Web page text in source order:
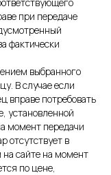
при передаче
фактически
выбранного
В случае если
вправе потребовать
установленной
момент передачи
отсутствует в
сайте на момент
по цене,